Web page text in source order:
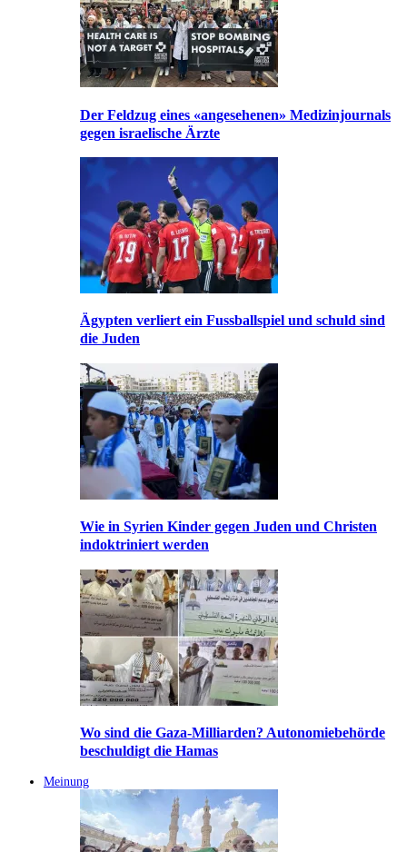
Der Feldzug eines «angesehenen» Medizinjournals
gegen israelische Ärzte
Ägypten verliert ein Fussballspiel und schuld sind
die Juden
Wie in Syrien Kinder gegen Juden und Christen
indoktriniert werden
Wo sind die Gaza-Milliarden? Autonomiebehörde
beschuldigt die Hamas
Meinung